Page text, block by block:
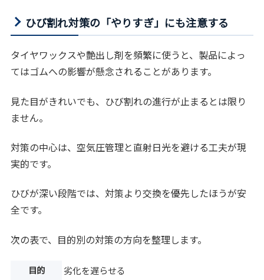
ひび割れ対策の「やりすぎ」にも注意する
タイヤワックスや艶出し剤を頻繁に使うと、製品によっ
てはゴムへの影響が懸念されることがあります。
見た目がきれいでも、ひび割れの進行が止まるとは限り
ません。
対策の中心は、空気圧管理と直射日光を避ける工夫が現
実的です。
ひびが深い段階では、対策より交換を優先したほうが安
全です。
次の表で、目的別の対策の方向を整理します。
目的 劣化を遅らせる